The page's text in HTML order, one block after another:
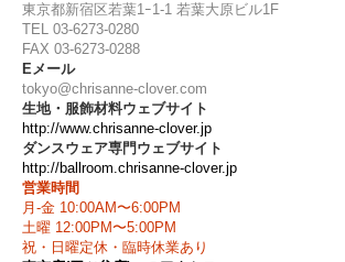
東京都新宿区若葉1ｰ1-1 若葉大原ビル1F
TEL 03-6273-0280
FAX 03-6273-0288
Eメール
tokyo@chrisanne-clover.com
生地・服飾材料ウェブサイト
http://www.chrisanne-clover.jp
ダンスウェア専門ウェブサイト
http://ballroom.chrisanne-clover.jp
営業時間
月-金 10:00AM〜6:00PM
土曜 12:00PM〜5:00PM
祝・日曜定休・臨時休業あり